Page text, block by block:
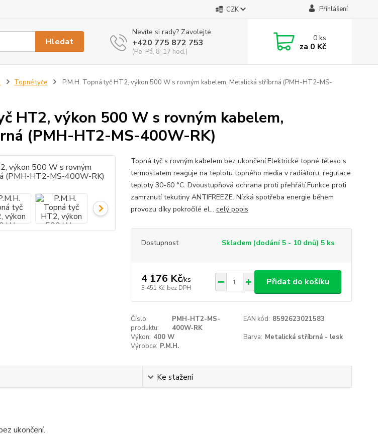
CZK Přihlášení
Hledat
Nevíte si rady? Zavolejte.
+420 775 872 753
(Po-Pá, 8-17 hod.)
0ks
za 0 Kč
Topné tyče
P.M.H. Topná tyč HT2, výkon 500 W s rovným kabelem, Metalická stříbrná (PMH-HT2-MS-
HT2, výkon 500 W s rovným kabelem,
(PMH-HT2-MS-400W-RK)
Topná tyč s rovným kabelem bez ukončení.Elektrické topné těleso s
termostatem reaguje na teplotu topného media v radiátoru, regulace
teploty 30-60 °C. Dvoustupňová ochrana proti přehřátí.Funkce proti
zamrznutí tekutiny ANTIFREEZE. Nízká spotřeba energie během
provozu díky pokročilé el... celý popis
Dostupnost Skladem (dodání 5 - 10 dnů) 5 ks
4 176 Kč/ks
3 451 Kč bez DPH
Přidat do košíku
Číslo
produktu:
PMH-HT2-MS-
400W-RK
EAN kód: 8592623021583
Výkon: 400 W Barva: Metalická stříbrná - lesk
Výrobce: P.M.H.
Ke stažení
ukončení.